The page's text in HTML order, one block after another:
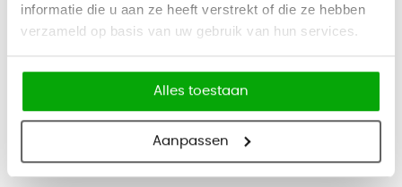
informatie die u aan ze heeft verstrekt of die ze hebben
verzameld op basis van uw gebruik van hun services.
Alles toestaan
Aanpassen
Interstuhl